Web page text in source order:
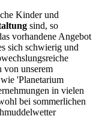
Kinder und
sind, so
vorhandene Angebot
sich schwierig und
von unserem
'Planetarium
in vielen
bei sommerlichen